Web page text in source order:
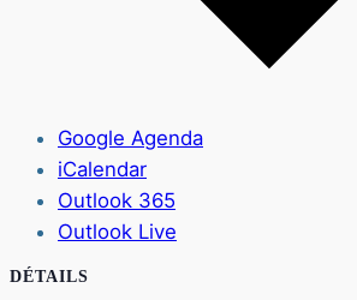
Google Agenda
iCalendar
Outlook 365
Outlook Live
DÉTAILS